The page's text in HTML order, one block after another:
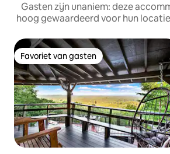
Gasten zijn unaniem: deze
hoog gewaardeerd voor hun
Favoriet van gasten
Favoriet van gasten